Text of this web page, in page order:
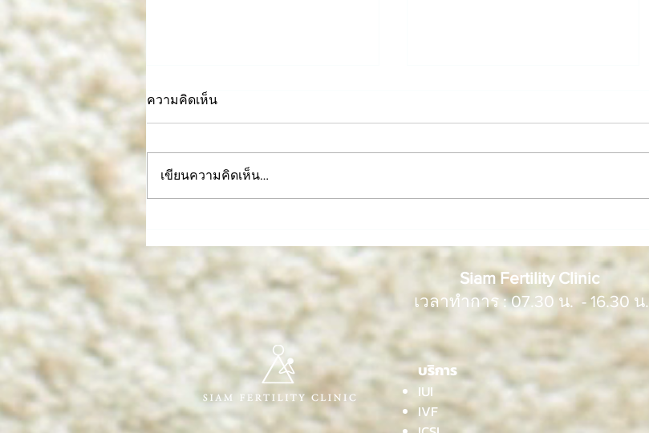
เพื่อการคัดกรองโรคทาง
พันธุกรรม (PGT-M) เหมาะกับ
คู่รักแบบไหน?
A)คืออะไร? เพิ่มโอกาสตั้ง
ครรภ์ ลดความเสี่ยงแท้งได้
อย่างไร
ความคิดเห็น
เขียนความคิดเห็น…
Siam Fertility Clinic
เวลาทำการ : 07.30 น. - 16.30 น.
บริการ
IUI
IVF